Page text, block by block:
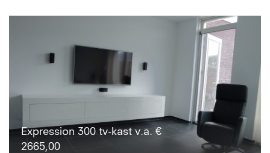
Expression 300 tv-kast v.a. €
2665,00